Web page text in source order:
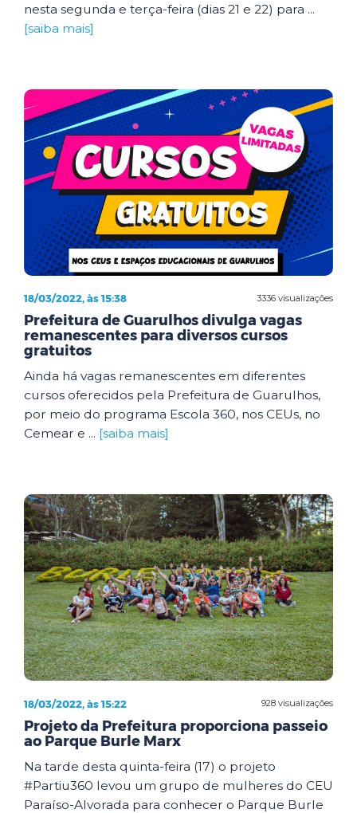
nesta segunda e terça-feira (dias 21 e 22) para ...
[saiba mais]
3336 visualizações
18/03/2022, às 15:38
Prefeitura de Guarulhos divulga vagas
remanescentes para diversos cursos
gratuitos
Ainda há vagas remanescentes em diferentes
cursos oferecidos pela Prefeitura de Guarulhos,
por meio do programa Escola 360, nos CEUs, no
Cemear e ... [saiba mais]
928 visualizações
18/03/2022, às 15:22
Projeto da Prefeitura proporciona passeio
ao Parque Burle Marx
Na tarde desta quinta-feira (17) o projeto
#Partiu360 levou um grupo de mulheres do CEU
Paraíso-Alvorada para conhecer o Parque Burle